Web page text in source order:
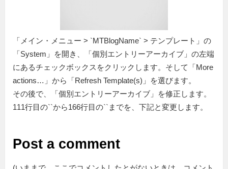
「メイン・メニュー > `MTBlogName` > テンプレート」の
「System」を開き、「個別エントリーアーカイブ」の左端
にあるチェックボックスをクリックします。そして「More
actions…」から「Refresh Template(s)」を選びます。
その後で、「個別エントリーアーカイブ」を修正します。
111行目の``から166行目の``までを、下記と変更します。
Post a comment